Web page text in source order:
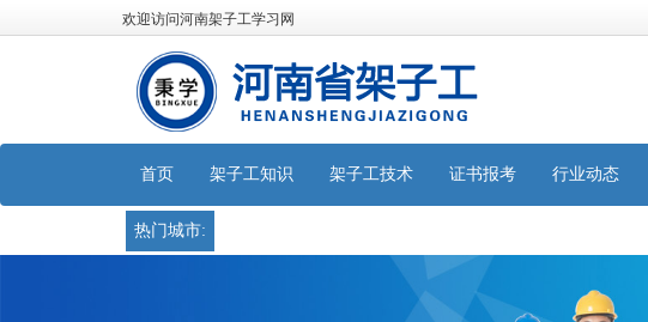
欢迎访问河南架子工学习网
首页 架子工知识 架子工技术 证书报考 行业动态
热门城市: